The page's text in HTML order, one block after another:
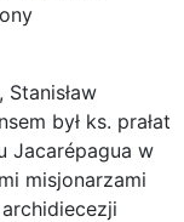
był ks. prałat
Jacarépagua w
misjonarzami